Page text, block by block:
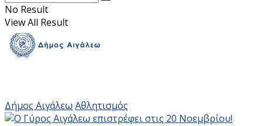
No Result
View All Result
Δήμος Αιγάλεω Αθλητισμός